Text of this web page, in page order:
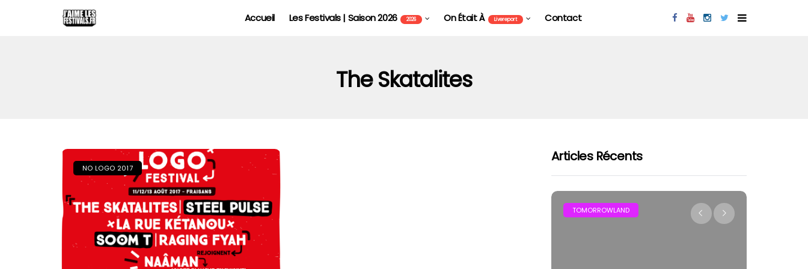
Accueil Les Festivals | Saison 2026 2026 On Était À Livereport Contact
The Skatalites
NO LOGO 2017
Articles Récents
TOMORROWLAND